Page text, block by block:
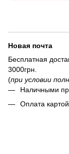
Новая почта
Бесплатная
3000грн.
(при условии
Наличными
Оплата картой